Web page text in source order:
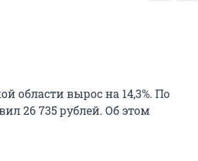
области вырос на 14,3%. По
26 735 рублей. Об этом